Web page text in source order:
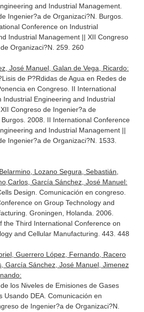
and Industrial Management.
Ingenier?a de Organizaci?N. Burgos.
Conference on Industrial
Industrial Management || XII Congreso
Organizaci?N. 259. 260
José Manuel, Galan de Vega, Ricardo:
de P?Rdidas de Agua en Redes de
en Congreso. II International
Industrial Engineering and Industrial
Congreso de Ingenier?a de
2008. II International Conference
and Industrial Management ||
Ingenier?a de Organizaci?N. 1533.
Lozano Segura, Sebastián,
García Sánchez, José Manuel:
Design. Comunicación en congreso.
on Group Technology and
Groningen, Holanda. 2006.
the Third International Conference on
and Cellular Manufacturing. 443. 448
Guerrero López, Fernando, Racero
García Sánchez, José Manuel, Jimenez
los Niveles de Emisiones de Gases
Usando DEA. Comunicación en
de Ingenier?a de Organizaci?N.